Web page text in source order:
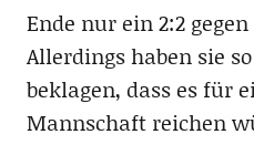
Ende nur ein 2:2 gegen
Allerdings haben sie
beklagen, dass es für
Mannschaft reichen